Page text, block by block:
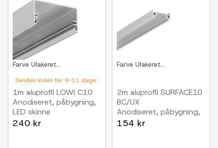
Sendes inden for 9-11 dage
Farve Ulakeret...
1m aluprofil LOWI C10
Anodiseret, påbygning,
LED skinne
240 kr
Farve Ulakeret...
2m aluprofil SURFACE10
BC/UX
Anodiseret, påbygning,
LED skinne
154 kr